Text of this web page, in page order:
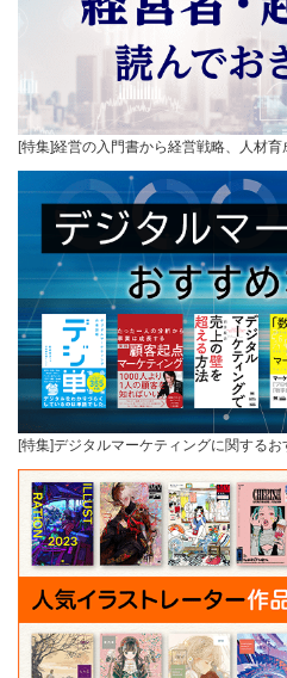
[特集]経営の入門書から経営戦略、人材
[特集]デジタルマーケティングに関するお